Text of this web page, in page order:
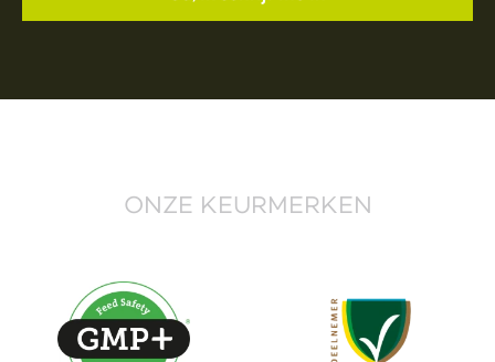
ONZE KEURMERKEN